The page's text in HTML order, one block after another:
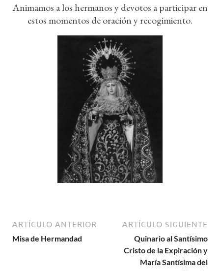
Animamos a los hermanos y devotos a participar en
estos momentos de oración y recogimiento.
ARTÍCULO ANTERIOR
Misa de Hermandad
ARTÍCULO SIGUIENTE
Quinario al Santísimo
Cristo de la Expiración y
María Santísima del